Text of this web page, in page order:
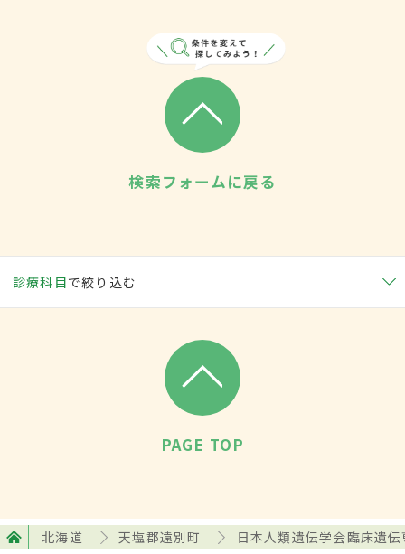
検索フォームに戻る
診療科目で絞り込む
PAGE TOP
北海道 天塩郡遠別町 日本人類遺伝学会臨床遺